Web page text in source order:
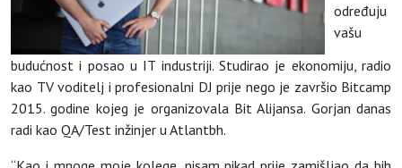
određuju
vašu
budućnost i posao u IT industriji. Studirao je ekonomiju, radio
kao TV voditelj i profesionalni DJ prije nego je završio Bitcamp
2015. godine kojeg je organizovala Bit Alijansa. Gorjan danas
radi kao QA/Test inžinjer u Atlantbh.